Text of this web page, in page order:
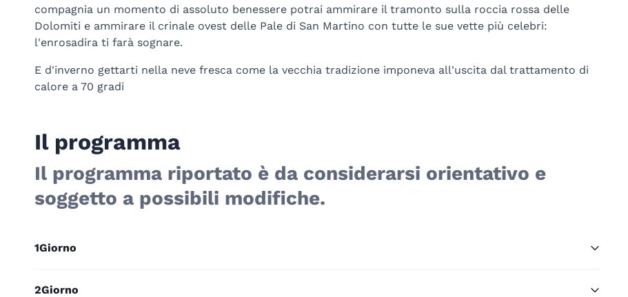
compagnia un momento di assoluto benessere potrai ammirare il tramonto sulla roccia rossa delle
Dolomiti e ammirare il crinale ovest delle Pale di San Martino con tutte le sue vette più celebri:
l'enrosadira ti farà sognare.
E d'inverno gettarti nella neve fresca come la vecchia tradizione imponeva all'uscita dal trattamento di
calore a 70 gradi
Il programma
Il programma riportato è da considerarsi orientativo e
soggetto a possibili modifiche.
1Giorno
2Giorno